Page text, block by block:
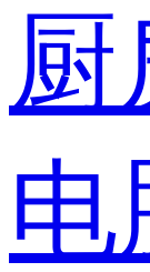
厨
电